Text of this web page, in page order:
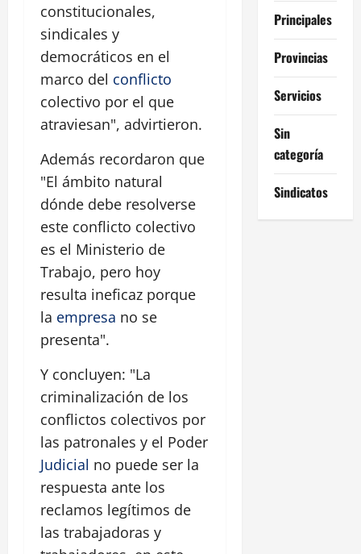
constitucionales,
sindicales y
democráticos en el
marco del conflicto
colectivo por el que
atraviesan", advirtieron.
Además recordaron que
"El ámbito natural
dónde debe resolverse
este conflicto colectivo
es el Ministerio de
Trabajo, pero hoy
resulta ineficaz porque
la empresa no se
presenta".
Y concluyen: "La
criminalización de los
conflictos colectivos por
las patronales y el Poder
Judicial no puede ser la
respuesta ante los
reclamos legítimos de
las trabajadoras y
Principales
Provincias
Servicios
Sin
categoría
Sindicatos